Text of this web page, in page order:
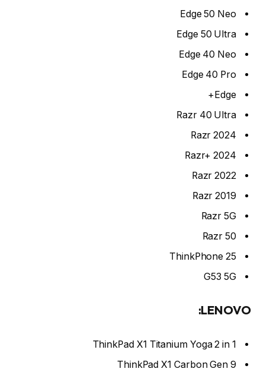
Edge 50 Neo
Edge 50 Ultra
Edge 40 Neo
Edge 40 Pro
Edge+
Razr 40 Ultra
Razr 2024
Razr+ 2024
Razr 2022
Razr 2019
Razr 5G
Razr 50
ThinkPhone 25
G53 5G
LENOVO:
ThinkPad X1 Titanium Yoga 2 in 1
ThinkPad X1 Carbon Gen 9